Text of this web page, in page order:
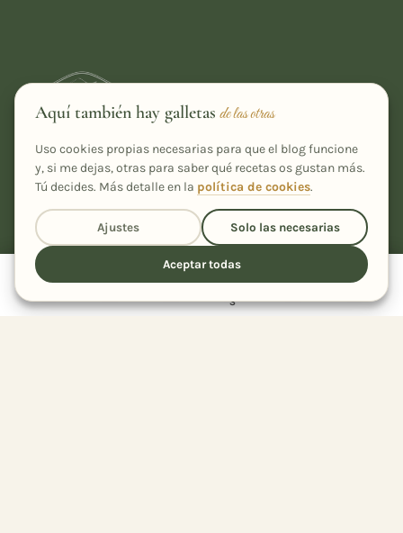
Aquí también hay galletas de las otras
Uso cookies propias necesarias para que el blog funcione
y, si me dejas, otras para saber qué recetas os gustan más.
Tú decides. Más detalle en la política de cookies.
Aceptar todas
Solo las necesarias
Ajustes
Receta Cocinar
Recetas caseras, fáciles y con un toque especial, desde Ourense
para tu cocina.
RECETAS
Todas las recetas
3